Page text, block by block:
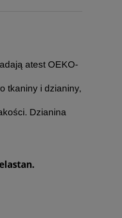
atest OEKO-
tkaniny i dzianiny,
Dzianina